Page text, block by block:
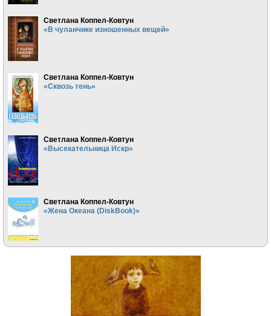
Светлана Коппел-Ковтун
«В чуланчике изношенных вещей»
Светлана Коппел-Ковтун
«Сквозь тень»
Светлана Коппел-Ковтун
«Высекательница Искр»
Светлана Коппел-Ковтун
«Жена Океана (DiskBook)»